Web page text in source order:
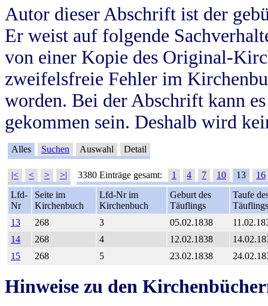
Autor dieser Abschrift ist der
Er weist auf folgende
von einer Kopie des Original-
zweifelsfreie Fehler im
worden. Bei der Abschrift kann
gekommen sein. Deshalb wird
Alles Suchen Auswahl Detail
|< < > >| 3380 Einträge gesamt: 1 4 7 10 13
16
Lfd-
Nr
Seite im
Kirchenbuch
Lfd-Nr im
Kirchenbuch
Geburt des
Täuflings
Taufe
Täuflings
13
268 3 05.02.1838
14
268 4 12.02.1838
15
268 5 23.02.1838
Hinweise zu den